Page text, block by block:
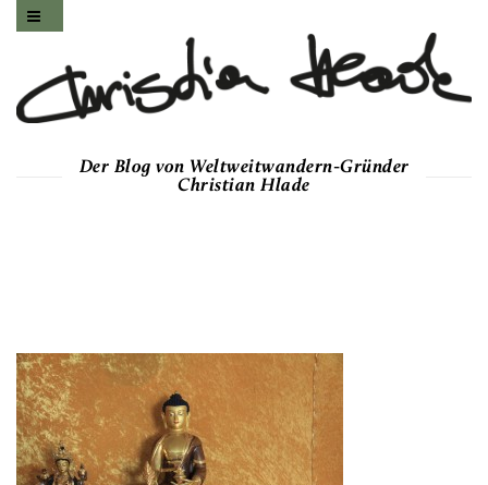
Der Blog von Weltweitwandern-Gründer
Christian Hlade